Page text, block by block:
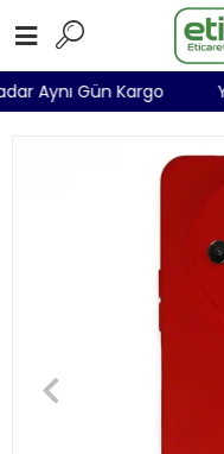
Aynı Gün Kargo